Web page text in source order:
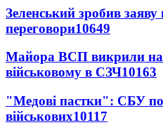
Зеленський зробив
переговори10649
Майора ВСП викрили на
військовому в СЗЧ10163
"Медові пастки": СБУ
військових10117